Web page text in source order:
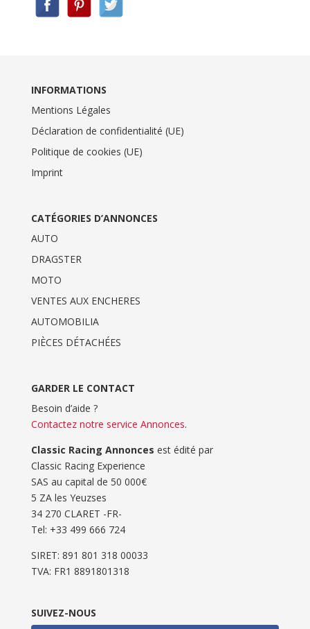
INFORMATIONS
Mentions Légales
Déclaration de confidentialité (UE)
Politique de cookies (UE)
Imprint
CATÉGORIES D’ANNONCES
AUTO
DRAGSTER
MOTO
VENTES AUX ENCHERES
AUTOMOBILIA
PIÈCES DÉTACHÉES
GARDER LE CONTACT
Besoin d’aide ?
Contactez notre service Annonces.
Classic Racing Annonces est édité par
Classic Racing Experience
SAS au capital de 50 000€
5 ZA les Yeuzses
34 270 CLARET -FR-
Tel: ‭+33 499 666 724‬
SIRET: 891 801 318 00033
TVA: FR1 8891801318
SUIVEZ-NOUS